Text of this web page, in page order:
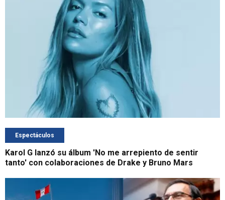
Espectáculos
Karol G lanzó su álbum 'No me arrepiento de sentir
tanto' con colaboraciones de Drake y Bruno Mars